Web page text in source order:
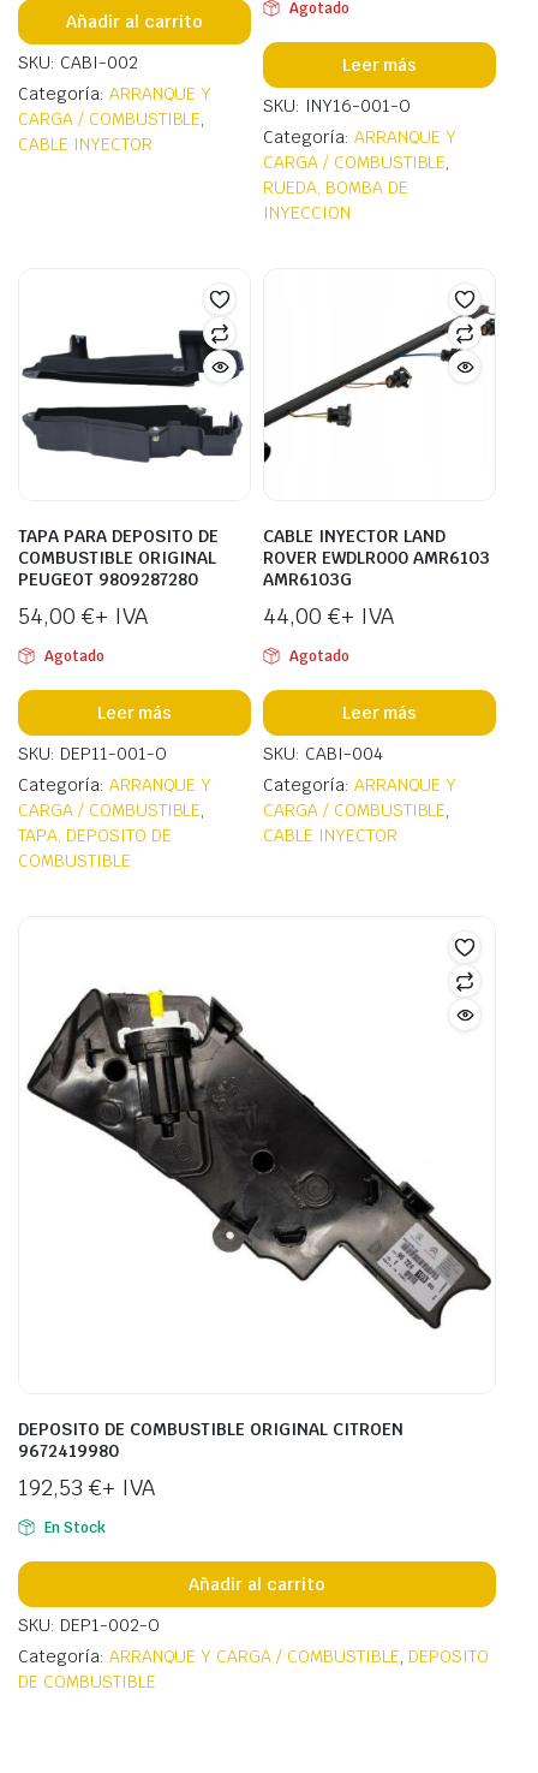
Añadir al carrito
SKU: CABI-002
Categoría: ARRANQUE Y
CARGA / COMBUSTIBLE,
CABLE INYECTOR
Agotado
Leer más
SKU: INY16-001-O
Categoría: ARRANQUE Y
CARGA / COMBUSTIBLE,
RUEDA, BOMBA DE
INYECCION
TAPA PARA DEPOSITO DE
COMBUSTIBLE ORIGINAL
PEUGEOT 9809287280
54,00 €+ IVA
Agotado
Leer más
SKU: DEP11-001-O
Categoría: ARRANQUE Y
CARGA / COMBUSTIBLE,
TAPA, DEPOSITO DE
COMBUSTIBLE
CABLE INYECTOR LAND
ROVER EWDLR000 AMR6103
AMR6103G
44,00 €+ IVA
Agotado
Leer más
SKU: CABI-004
Categoría: ARRANQUE Y
CARGA / COMBUSTIBLE,
CABLE INYECTOR
DEPOSITO DE COMBUSTIBLE ORIGINAL CITROEN
9672419980
192,53 €+ IVA
En Stock
Añadir al carrito
SKU: DEP1-002-O
Categoría: ARRANQUE Y CARGA / COMBUSTIBLE, DEPOSITO
DE COMBUSTIBLE